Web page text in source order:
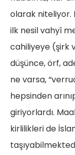
olarak
ilk nesil vahyî
cahiliyeye (şirk
düşünce, örf,
ne varsa,
hepsinden
giriyorlardı.
kirlilikleri de